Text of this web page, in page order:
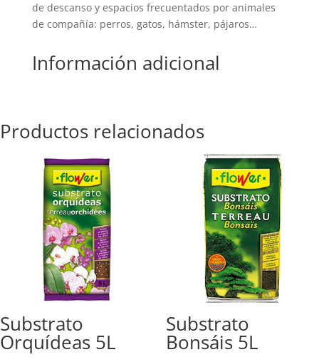
de descanso y espacios frecuentados por animales
de compañía: perros, gatos, hámster, pájaros…
Información adicional
Productos relacionados
Substrato
Orquídeas 5L
Substrato
Bonsáis 5L